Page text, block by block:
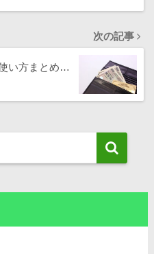
次の記事
い方まとめ…